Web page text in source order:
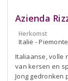
Azienda
Herkomst
Italië - Piemonte
Italiaanse, volle
van kersen en
Jong gedronken